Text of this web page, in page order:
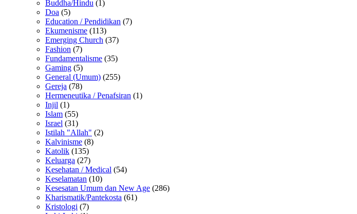
Buddha/Hindu (1)
Doa (5)
Education / Pendidikan (7)
Ekumenisme (113)
Emerging Church (37)
Fashion (7)
Fundamentalisme (35)
Gaming (5)
General (Umum) (255)
Gereja (78)
Hermeneutika / Penafsiran (1)
Injil (1)
Islam (55)
Israel (31)
Istilah "Allah" (2)
Kalvinisme (8)
Katolik (135)
Keluarga (27)
Kesehatan / Medical (54)
Keselamatan (10)
Kesesatan Umum dan New Age (286)
Kharismatik/Pantekosta (61)
Kristologi (7)